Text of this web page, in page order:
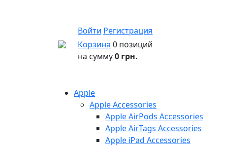
Войти Регистрация
Корзина 0 позиций
на сумму0 грн.
Apple
Apple Accessories
Apple AirPods Accessories
Apple AirTags Accessories
Apple iPad Accessories